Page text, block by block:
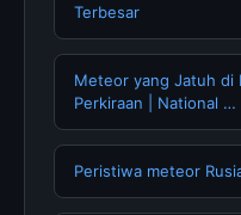
Terbesar
Meteor yang Jatuh di
Perkiraan | National …
Peristiwa meteor